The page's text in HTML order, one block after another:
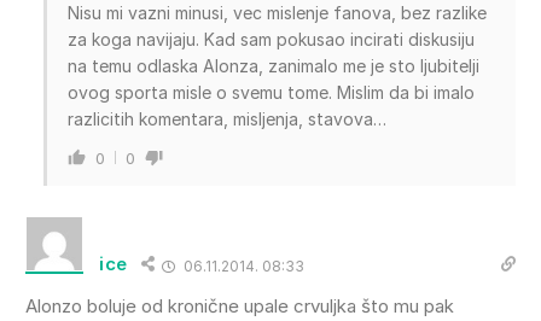
Nisu mi vazni minusi, vec mislenje fanova, bez razlike
za koga navijaju. Kad sam pokusao incirati diskusiju
na temu odlaska Alonza, zanimalo me je sto ljubitelji
ovog sporta misle o svemu tome. Mislim da bi imalo
razlicitih komentara, misljenja, stavova…
0 0
ice 06.11.2014. 08:33
Alonzo boluje od kronične upale crvuljka što mu pak